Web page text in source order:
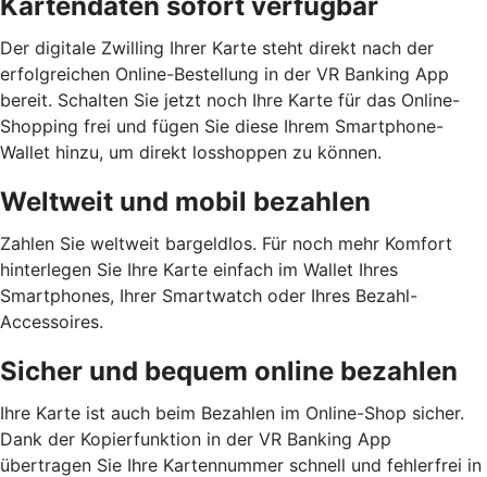
Der digitale Zwilling Ihrer Karte steht direkt nach der
erfolgreichen Online-Bestellung in der VR Banking App
bereit. Schalten Sie jetzt noch Ihre Karte für das Online-
Shopping frei und fügen Sie diese Ihrem Smartphone-
Wallet hinzu, um direkt losshoppen zu können.
Weltweit und mobil bezahlen
Zahlen Sie weltweit bargeldlos. Für noch mehr Komfort
hinterlegen Sie Ihre Karte einfach im Wallet Ihres
Smartphones, Ihrer Smartwatch oder Ihres Bezahl-
Accessoires.
Sicher und bequem online bezahlen
Ihre Karte ist auch beim Bezahlen im Online-Shop sicher.
Dank der Kopierfunktion in der VR Banking App
übertragen Sie Ihre Kartennummer schnell und fehlerfrei in